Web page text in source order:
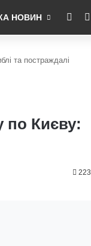
НОВИН RSS
та постраждалі
по Києву:
223